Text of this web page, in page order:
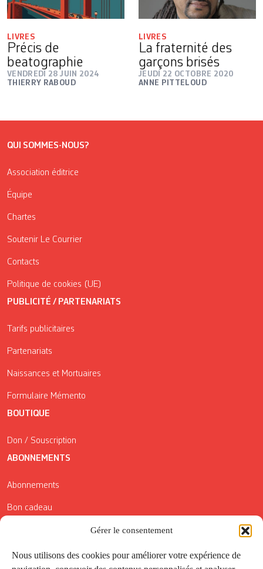
Gérer le consentement
Nous utilisons des cookies pour améliorer votre expérience de
LIVRES
Précis de
beatographie
VENDREDI 28 JUIN 2024
THIERRY RABOUD
LIVRES
La fraternité des
garçons brisés
JEUDI 22 OCTOBRE 2020
ANNE PITTELOUD
QUI SOMMES-NOUS?
Association éditrice
Équipe
Chartes
Soutenir Le Courrier
Contacts
Politique de cookies (UE)
PUBLICITÉ / PARTENARIATS
Tarifs publicitaires
Partenariats
Naissances et Mortuaires
Formulaire Mémento
BOUTIQUE
Don / Souscription
ABONNEMENTS
Abonnements
Bon cadeau
Conditions générales de vente
Réductions de la Carte Côté Courrier